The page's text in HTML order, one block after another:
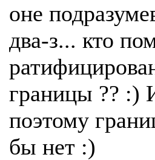
оне
два-з... кто
границы ?? :)
поэтому
бы нет :)